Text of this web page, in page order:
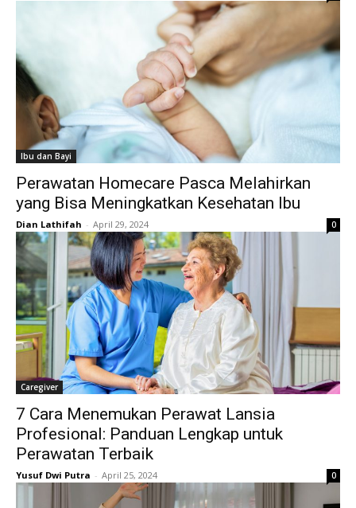
Ibu dan Bayi
Perawatan Homecare Pasca Melahirkan
yang Bisa Meningkatkan Kesehatan Ibu
Dian Lathifah - April 29, 2024 0
Caregiver
7 Cara Menemukan Perawat Lansia
Profesional: Panduan Lengkap untuk
Perawatan Terbaik
Yusuf Dwi Putra - April 25, 2024 0